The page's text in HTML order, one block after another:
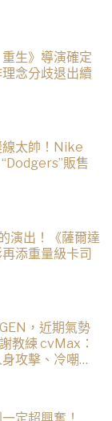
重生》導演確定
念分歧退出續
太帥！Nike
販售
演出！《薩爾達
添重量級卡司
，近期氣勢
教練 cvMax：
攻擊、冷嘲熱
定超興奮！